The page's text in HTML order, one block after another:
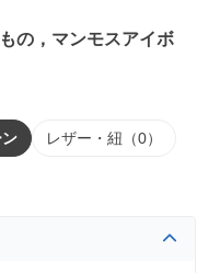
の，マンモスアイボ
レザー・紐（0）